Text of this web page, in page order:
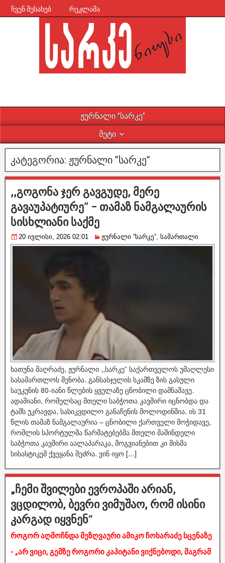
ჩვენ შესახებ რეკლამა
ჟურნალი ”სარკე”
მეტი
კატეგორია: ჟურნალი ”სარკე”
,,გოგონა ჯერ გავგუდე, მერე
გავაუპატიურე” – თამაზ ნამგალაურის
სისხლიანი საქმე
20 ივლისი, 2026 02:01 ჟურნალი ”სარკე”, სამართალი
ხათუნა მაღრაძე, ჟურნალი ,,სარკე” საქართველოს უმაღლესი
სასამართლოს შენობა. განსასჯელის სკამზე ზის გასული
საუკუნის 80-იანი წლების ყველაზე ცნობილი დამნაშავე.
ადამიანი, რომელსაც მთელი საბჭოთა კავშირი იცნობდა და
ტაშს უკრავდა, სასიკვდილო განაჩენის მოლოდინშია. ის 31
წლის თამაზ ნამგალაურია – ცნობილი ქართველი მოჭიდავე,
რომლის სპორტულმა წარმატებებმა მთელი მაშინდელი
საბჭოთა კავშირი აალაპარაკა, მოგვიანებით კი მისმა
სისასტიკემ ქვეყანა შეძრა. ვინ იყო […]
„ჩემი შვილები ევროპაში არიან,
ვცდილობ, ბევრი ვიმუშაო, რომ ისინი
კარგად იყვნენ“
როგორ აღმოჩნდა მეზღვაური ამიკო ჩოხარაძე სცენაზე
- „არ ვიცი, გემზე როგორი კაპიტანი ვიქნებოდი, მაგრამ